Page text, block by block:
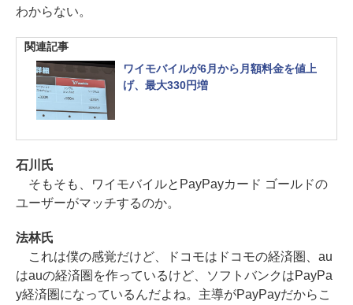
わからない。
関連記事
ワイモバイルが6月から月額料金を値上
げ、最大330円増
石川氏
そもそも、ワイモバイルとPayPayカード ゴールドの
ユーザーがマッチするのか。
法林氏
これは僕の感覚だけど、ドコモはドコモの経済圏、au
はauの経済圏を作っているけど、ソフトバンクはPayPa
y経済圏になっているんだよね。主導がPayPayだからこ